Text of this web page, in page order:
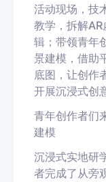
活动现场，技
教学，拆解
辑；带领青年
景建模，借助
底图，让创作
开展沉浸式创
青年创作者们
建模
沉浸式实地研
者完成了从旁